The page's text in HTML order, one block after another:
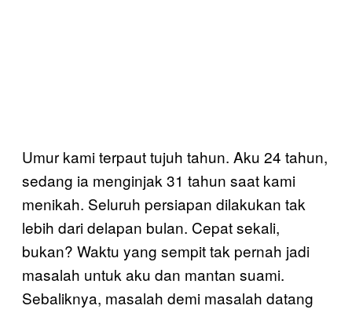
Umur kami terpaut tujuh tahun. Aku 24 tahun,
sedang ia menginjak 31 tahun saat kami
menikah. Seluruh persiapan dilakukan tak
lebih dari delapan bulan. Cepat sekali,
bukan? Waktu yang sempit tak pernah jadi
masalah untuk aku dan mantan suami.
Sebaliknya, masalah demi masalah datang